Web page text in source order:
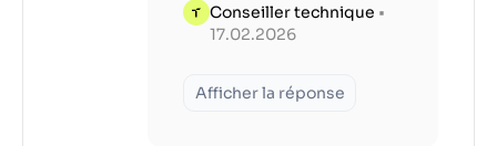
Conseiller technique •
17.02.2026
Afficher la réponse